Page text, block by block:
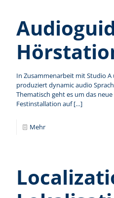
In Zusammenarbeit mit Studio
produziert dynamic audio
Thematisch geht es um das
Festinstallation auf[…]
Mehr